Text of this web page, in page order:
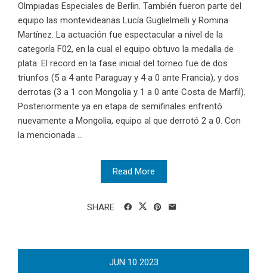
Olmpiadas Especiales de Berlin. También fueron parte del
equipo las montevideanas Lucía Guglielmelli y Romina
Martínez. La actuación fue espectacular a nivel de la
categoría F02, en la cual el equipo obtuvo la medalla de
plata. El record en la fase inicial del torneo fue de dos
triunfos (5 a 4 ante Paraguay y 4 a 0 ante Francia), y dos
derrotas (3 a 1 con Mongolia y 1 a 0 ante Costa de Marfil).
Posteriormente ya en etapa de semifinales enfrentó
nuevamente a Mongolia, equipo al que derrotó 2 a 0. Con
la mencionada ...
Read More
SHARE
JUN 10 2023